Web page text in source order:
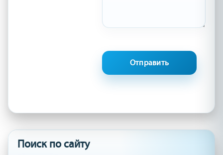
Поиск по сайту